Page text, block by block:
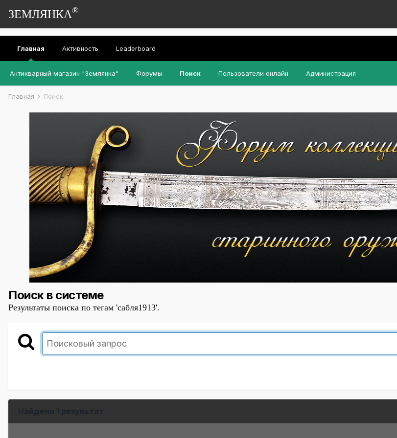
ЗЕМЛЯНКА®
Главная
Антикварный магазин "Землянка" Форумы Поиск Пользователи онлайн Администрация
Активность Leaderboard
Главная Поиск
Поиск в системе
Результаты поиска по тегам 'сабля1913'.
Найдено 1 результат